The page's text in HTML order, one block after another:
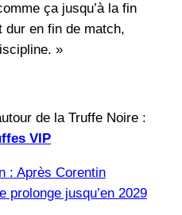
ça jusqu’à la fin
dur en fin de match,
»
de la Truffe Noire :
VIP
: Après Corentin
prolonge jusqu’en 2029